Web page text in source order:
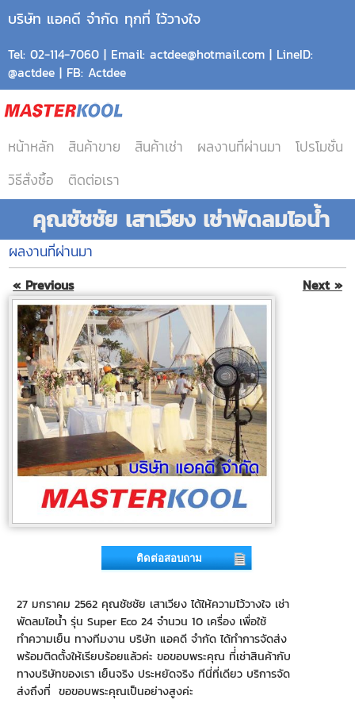
บริษัท แอคดี จำกัด ทุกที่ ไว้วางใจ
Tel: 02-114-7060 | Email: actdee@hotmail.com | LineID:
@actdee | FB: Actdee
หน้าหลัก สินค้าขาย สินค้าเช่า ผลงานที่ผ่านมา
โปรโมชั่น
วิธีสั่งซื้อ
ติดต่อเรา
คุณชัชชัย เสาเวียง เช่าพัดลมไอน้ำ
ผลงานที่ผ่านมา
« Previous Next »
27 มกราคม 2562 คุณชัชชัย เสาเวียง ได้ให้ความไว้วางใจ เช่า
พัดลมไอน้ำ รุ่น Super Eco 24 จำนวน 10 เครื่อง เพื่อใช้
ทำความเย็น ทางทีมงาน บริษัท แอคดี จำกัด ได้ทำการจัดส่ง
พร้อมติดตั้งให้เรียบร้อยแล้วค่ะ ขอขอบพระคุณ ที่่เช่าสินค้ากับ
ทางบริษัทของเรา เย็นจริง ประหยัดจริง ทีนี่ที่เดียว บริการจัด
ส่งถึงที่ ขอขอบพระคุณเป็นอย่างสูงค่ะ